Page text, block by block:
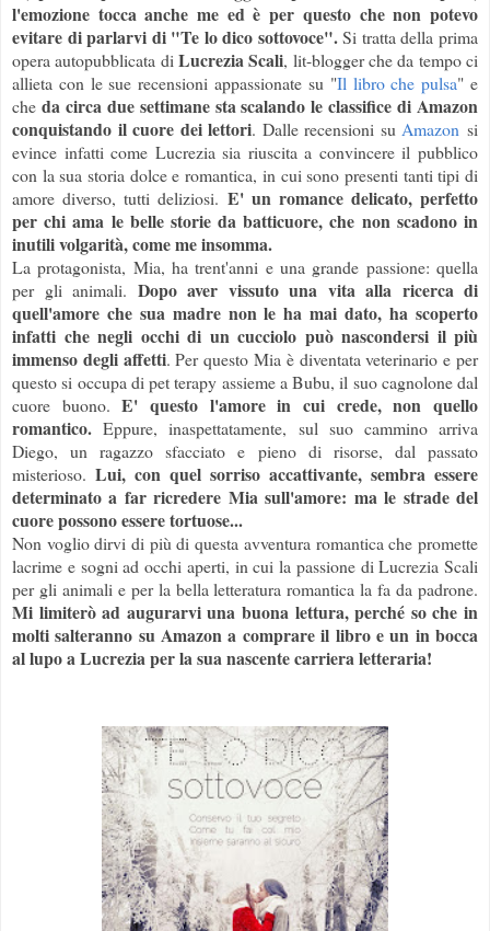
l'emozione tocca anche me ed è per questo che non potevo
evitare di parlarvi di "Te lo dico sottovoce".Si tratta della prima
opera autopubblicata diLucrezia Scali, lit-blogger che da tempo ci
allieta con le sue recensioni appassionate su "Il libro che pulsa" e
che da circa due settimane sta scalando le classifice di Amazon
conquistando il cuore dei lettori. Dalle recensioni su Amazon si
evince infatti come Lucrezia sia riuscita a convincere il pubblico
con la sua storia dolce e romantica, in cui sono presenti tanti tipi di
amore diverso, tutti deliziosi. E' un romance delicato, perfetto
per chi ama le belle storie da batticuore, che non scadono in
inutili volgarità, come me insomma.
La protagonista, Mia, ha trent'anni e una grande passione: quella
per gli animali. Dopo aver vissuto una vita alla ricerca di
quell'amore che sua madre non le ha mai dato, ha scoperto
infatti che negli occhi di un cucciolo può nascondersi il più
immenso degli affetti. Per questo Mia è diventata veterinario e per
questo si occupa di pet terapy assieme a Bubu, il suo cagnolone dal
cuore buono.E' questo l'amore in cui crede, non quello
romantico. Eppure, inaspettatamente, sul suo cammino arriva
Diego, un ragazzo sfacciato e pieno di risorse, dal passato
misterioso. Lui, con quel sorriso accattivante, sembra essere
determinato a far ricredere Mia sull'amore: ma le strade del
cuore possono essere tortuose...
Non voglio dirvi di più di questa avventura romantica che promette
lacrime e sogni ad occhi aperti, in cui la passione di Lucrezia Scali
per gli animali e per la bella letteratura romantica la fa da padrone.
Mi limiterò ad augurarvi una buona lettura, perché so che in
molti salteranno su Amazon a comprare il libro e un in bocca
al lupo a Lucrezia per la sua nascente carriera letteraria!